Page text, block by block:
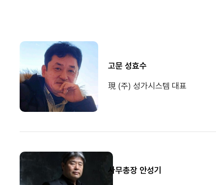
고문 성효수
現 (주) 성가시스템 대표
사무총장 안성기